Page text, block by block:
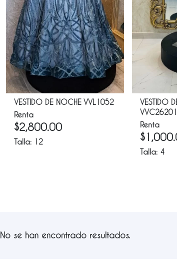
VESTIDO DE NOCHE VVL1052
Renta
$2,800.00
Talla: 12
VESTIDO
Renta
$
Talla: 4
No se han encontrado resultados.